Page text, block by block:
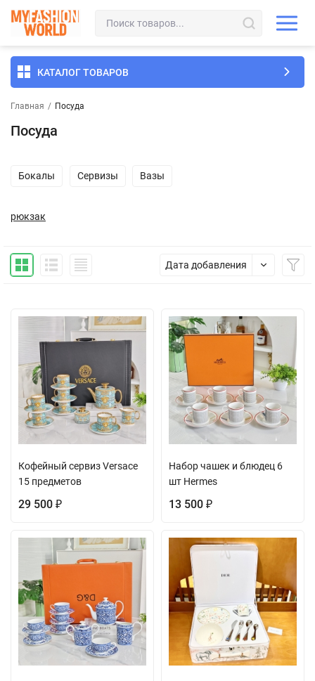
КАТАЛОГ ТОВАРОВ
Главная / Посуда
Посуда
Бокалы Сервизы Вазы
рюкзак
Дата добавления
Кофейный сервиз Versace
15 предметов
29 500 ₽
Набор чашек и блюдец 6
шт Hermes
13 500 ₽